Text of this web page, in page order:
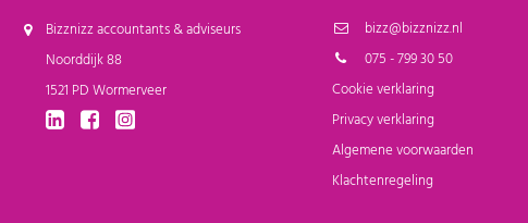
Bizznizz accountants & adviseurs
Noorddijk 88
1521 PD Wormerveer
bizz@bizznizz.nl
075 - 799 30 50
Cookie verklaring
Privacy verklaring
Algemene voorwaarden
Klachtenregeling